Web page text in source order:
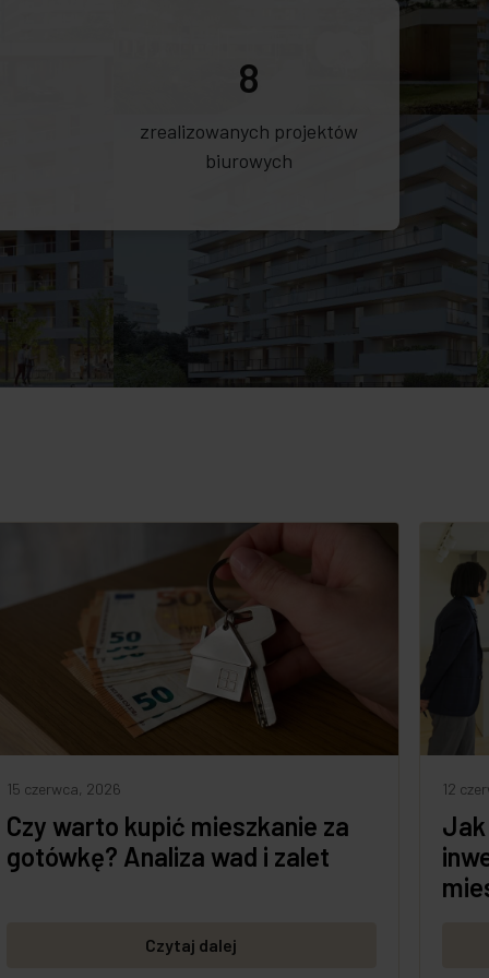
8
zrealizowanych projektów
biurowych
15 czerwca, 2026
Czy warto kupić mieszkanie za
gotówkę? Analiza wad i zalet
Czytaj dalej
12